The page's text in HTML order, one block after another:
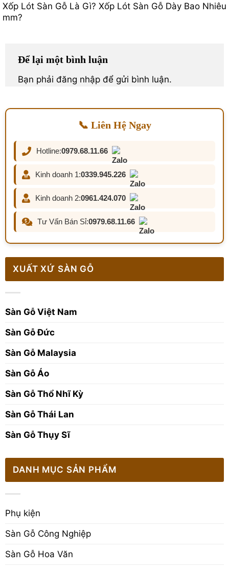
Xốp Lót Sàn Gỗ Là Gì? Xốp Lót Sàn Gỗ Dày Bao Nhiêu
mm?
Để lại một bình luận
Bạn phải đăng nhập để gửi bình luận.
📞 Liên Hệ Ngay
Hotline:0979.68.11.66
Kinh doanh 1:0339.945.226
Kinh doanh 2:0961.424.070
Tư Vấn Bán Sỉ:0979.68.11.66
XUẤT XỨ SÀN GỖ
Sàn Gỗ Việt Nam
Sàn Gỗ Đức
Sàn Gỗ Malaysia
Sàn Gỗ Áo
Sàn Gỗ Thổ Nhĩ Kỳ
Sàn Gỗ Thái Lan
Sàn Gỗ Thụy Sĩ
DANH MỤC SẢN PHẨM
Phụ kiện
Sàn Gỗ Công Nghiệp
Sàn Gỗ Hoa Văn